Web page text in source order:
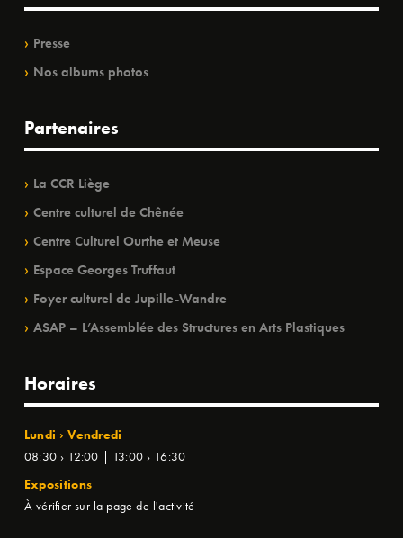
Presse
Nos albums photos
Partenaires
La CCR Liège
Centre culturel de Chênée
Centre Culturel Ourthe et Meuse
Espace Georges Truffaut
Foyer culturel de Jupille-Wandre
ASAP – L’Assemblée des Structures en Arts Plastiques
Horaires
Lundi › Vendredi
08:30 › 12:00 | 13:00 › 16:30
Expositions
À vérifier sur la page de l'activité